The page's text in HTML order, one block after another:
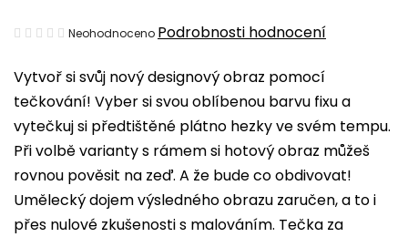
Vytvoř si svůj nový designový obraz pomocí
tečkování! Vyber si svou oblíbenou barvu fixu a
vytečkuj si předtištěné plátno hezky ve svém tempu.
Při volbě varianty s rámem si hotový obraz můžeš
rovnou pověsit na zeď. A že bude co obdivovat!
Umělecký dojem výsledného obrazu zaručen, a to i
přes nulové zkušenosti s malováním. Tečka za
Průměrné
produktu
je
0,0
z
5
hvězdiček.
Neohodnoceno Podrobnosti hodnocení